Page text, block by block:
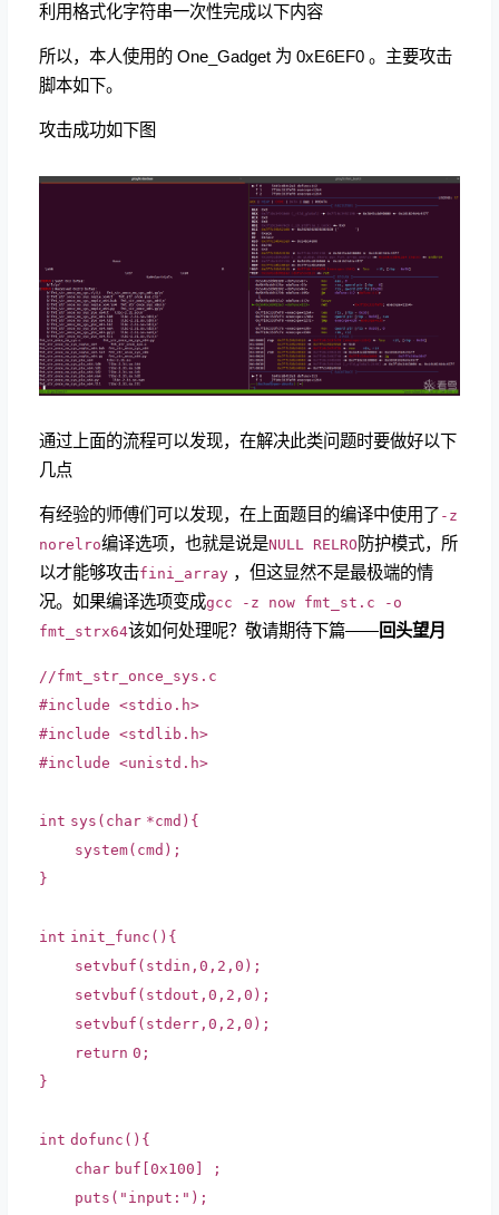
利用格式化字符串一次性完成以下内容
所以，本人使用的 One_Gadget 为 0xE6EF0 。主要攻击
脚本如下。
攻击成功如下图
通过上面的流程可以发现，在解决此类问题时要做好以下
几点
有经验的师傅们可以发现，在上面题目的编译中使用了-z
norelro编译选项，也就是说是NULL RELRO 防护模式，所
以才能够攻击fini_array ，但这显然不是最极端的情
况。如果编译选项变成gcc -z now fmt_st.c -o
fmt_strx64该如何处理呢？敬请期待下篇——回头望月
//fmt_str_once_sys.c
#include <stdio.h>
#include <stdlib.h>
#include <unistd.h>
int sys(char *cmd){
system(cmd);
}
int init_func(){
setvbuf(stdin,0,2,0);
setvbuf(stdout,0,2,0);
setvbuf(stderr,0,2,0);
return 0;
}
int dofunc(){
char buf[0x100] ;
puts( "input:" );